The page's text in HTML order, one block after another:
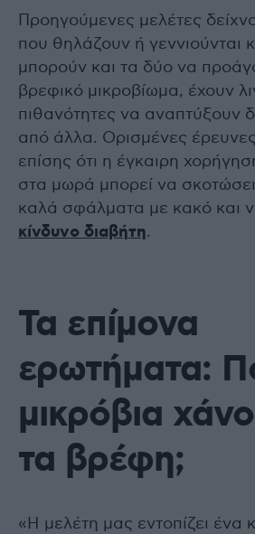
Προηγούμενες μελέτες
που θηλάζουν ή γεννιούνται
μπορούν και τα δύο να
βρεφικό μικροβίωμα, έχουν
πιθανότητες να αναπτύξουν
από άλλα. Ορισμένες
επίσης ότι η έγκαιρη
στα μωρά μπορεί να
καλά σφάλματα με κακό και
κίνδυνο διαβήτη.
Τα επίμονα
ερωτήματα:
μικρόβια
τα βρέφη;
«Η μελέτη μας εντοπίζει ένα